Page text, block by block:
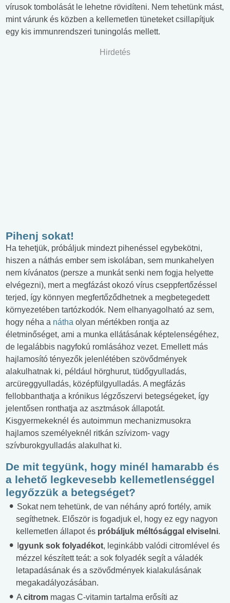
vírusok tombolását le lehetne rövidíteni. Nem tehetünk mást,
mint várunk és közben a kellemetlen tüneteket csillapítjuk
egy kis immunrendszeri tuningolás mellett.
Hirdetés
Pihenj sokat!
Ha tehetjük, próbáljuk mindezt pihenéssel egybekötni,
hiszen a náthás ember sem iskolában, sem munkahelyen
nem kívánatos (persze a munkát senki nem fogja helyette
elvégezni), mert a megfázást okozó vírus cseppfertőzéssel
terjed, így könnyen megfertőződhetnek a megbetegedett
környezetében tartózkodók. Nem elhanyagolható az sem,
hogy néha a nátha olyan mértékben rontja az
életminőséget, ami a munka ellátásának képtelenségéhez,
de legalábbis nagyfokú romlásához vezet. Emellett más
hajlamosító tényezők jelenlétében szövődmények
alakulhatnak ki, például hörghurut, tüdőgyulladás,
arcüreggyulladás, középfülgyulladás. A megfázás
fellobbanthatja a krónikus légzőszervi betegségeket, így
jelentősen ronthatja az asztmások állapotát.
Kisgyermekeknél és autoimmun mechanizmusokra
hajlamos személyeknél ritkán szívizom- vagy
szívburokgyulladás alakulhat ki.
De mit tegyünk, hogy minél hamarabb és
a lehető legkevesebb kellemetlenséggel
legyőzzük a betegséget?
Sokat nem tehetünk, de van néhány apró fortély, amik
segíthetnek. Először is fogadjuk el, hogy ez egy nagyon
kellemetlen állapot és próbáljuk méltósággal elviselni.
gyunk sok folyadékot, leginkább valódi citromlével és
mézzel készített teát: a sok folyadék segít a váladék
letapadásának és a szövődmények kialakulásának
megakadályozásában.
A citrom magas C-vitamin tartalma erősíti az